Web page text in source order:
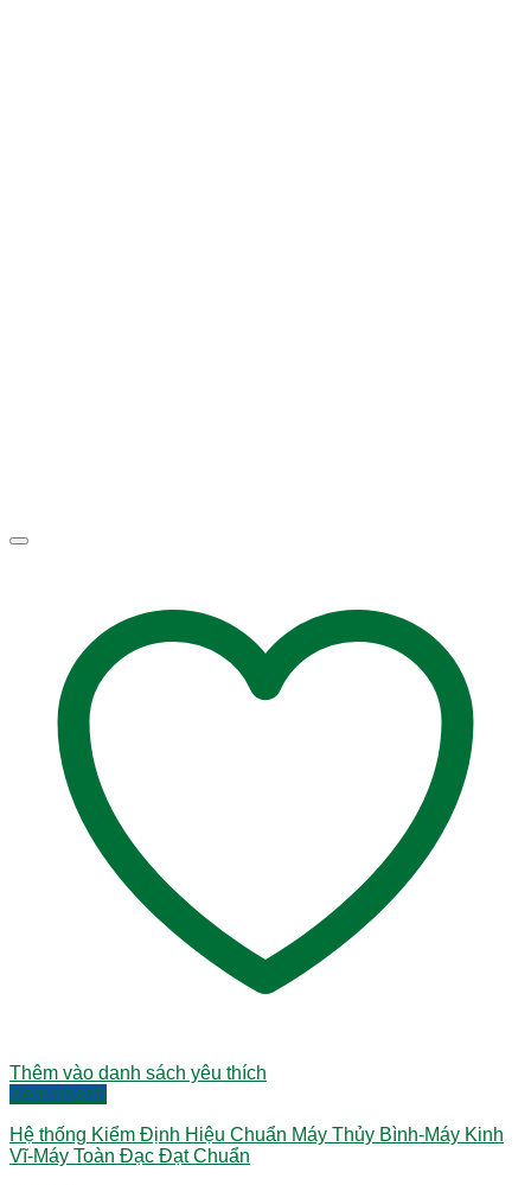
Thêm vào danh sách yêu thích
Xem nhanh
Hệ thống Kiểm Định Hiệu Chuẩn Máy Thủy Bình-Máy Kinh
Vĩ-Máy Toàn Đạc Đạt Chuẩn